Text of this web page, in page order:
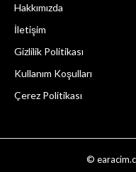
Hakkımızda
İletişim
Gizlilik Politikası
Kullanım Koşulları
Çerez Politikası
©